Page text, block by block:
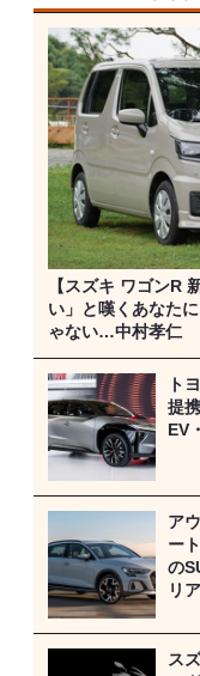
【スズキ ワゴンR
い」と嘆くあなた
ゃない…中村孝仁
ト
提
EV
ア
ー
の
リ
ス